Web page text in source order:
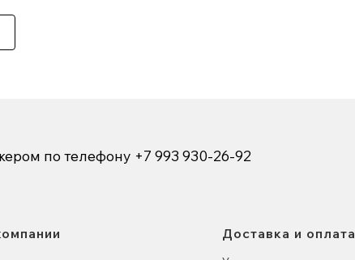
по телефону +7 993 930-26-92
Доставка и оплата